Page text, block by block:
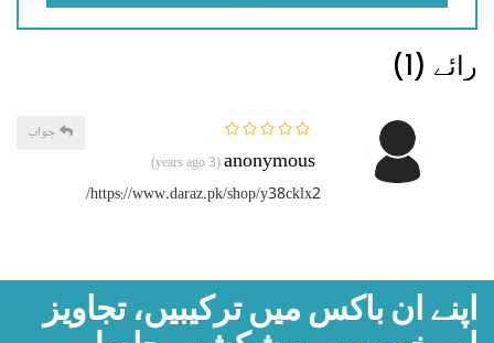
رائے (1)
anonymous
(3 years ago)
https://www.daraz.pk/shop/y38cklx2/
جواب
اپنے ان باکس میں ترکیبیں، تجاویز